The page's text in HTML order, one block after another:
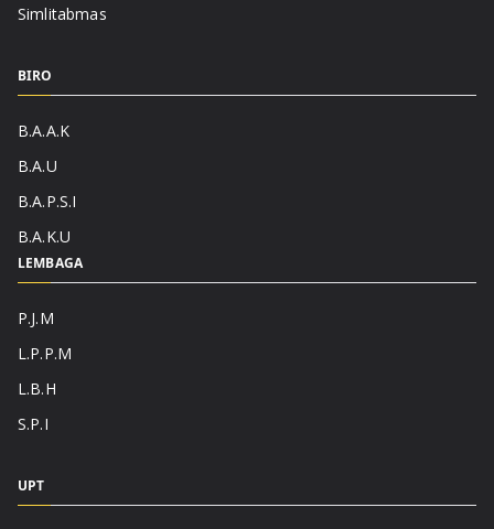
Simlitabmas
BIRO
B.A.A.K
B.A.U
B.A.P.S.I
B.A.K.U
LEMBAGA
P.J.M
L.P.P.M
L.B.H
S.P.I
UPT